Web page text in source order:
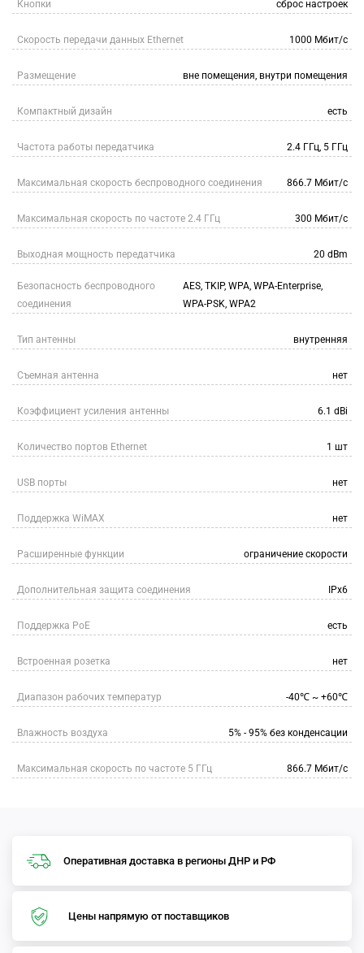
Кнопки сброс настроек
Скорость передачи данных Ethernet 1000 Мбит/с
Размещение вне помещения, внутри помещения
Компактный дизайн есть
Частота работы передатчика 2.4 ГГц, 5 ГГц
Максимальная скорость беспроводного соединения 866.7 Мбит/с
Максимальная скорость по частоте 2.4 ГГц 300 Мбит/с
Выходная мощность передатчика 20 dBm
Безопасность беспроводного
соединения
AES, TKIP, WPA, WPA-Enterprise,
WPA-PSK, WPA2
Тип антенны внутренняя
Съемная антенна нет
Коэффициент усиления антенны 6.1 dBi
Количество портов Ethernet 1 шт
USB порты нет
Поддержка WiMAX нет
Расширенные функции ограничение скорости
Дополнительная защита соединения IPx6
Поддержка PoE есть
Встроенная розетка нет
Диапазон рабочих температур -40℃ ~ +60℃
Влажность воздуха 5% - 95% без конденсации
Максимальная скорость по частоте 5 ГГц 866.7 Мбит/с
Оперативная доставка в регионы ДНР и РФ
Цены напрямую от поставщиков